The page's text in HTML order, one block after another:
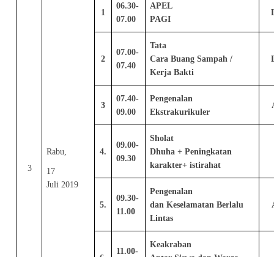
3
Rabu,
17
Juli 2019
1
06.30-
07.00
APEL
PAGI
2
07.00-
07.40
Tata
Cara Buang Sampah /
Kerja Bakti
3
07.40-
09.00
Pengenalan
Ekstrakurikuler
4.
09.00-
09.30
Sholat
Dhuha + Peningkatan
karakter+ istirahat
5.
09.30-
11.00
Pengenalan
dan Keselamatan Berlalu
Lintas
11.00-
Keakraban